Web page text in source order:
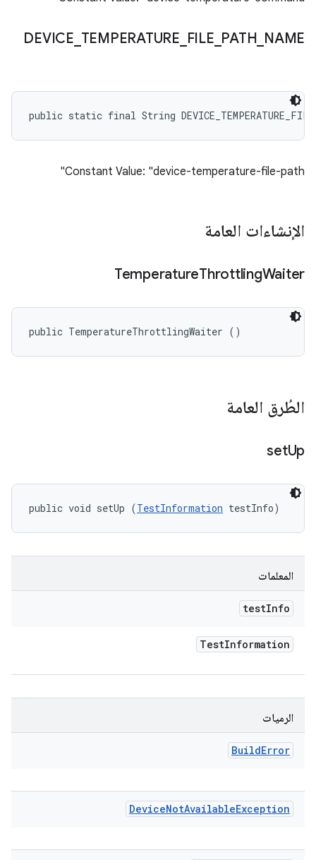
DEVICE TEMPERATURE FILE PATH NAME
public static final String
Constant Value: "device-temperature-file-path"
الإنشاءات العامة
TemperatureThrottlingWaiter
public TemperatureThrottlingWaiter ()
الطُرق العامة
setUp
public void setUp (TestInformation testInfo)
المعلمات
testInfo
TestInformation
الرميات
BuildError
DeviceNotAvailableException